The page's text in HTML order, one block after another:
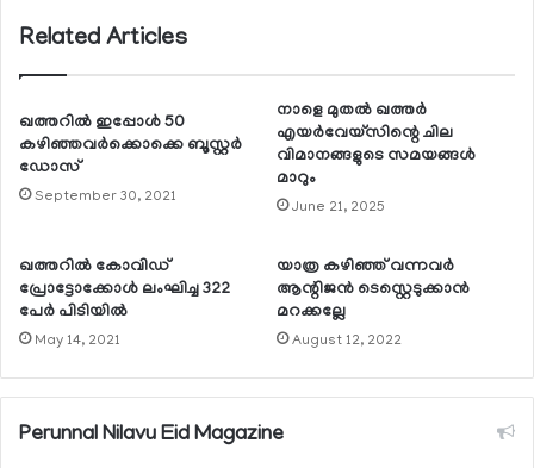
Related Articles
ഖത്തറില്‍ ഇപ്പോള്‍ 50
കഴിഞ്ഞവര്‍ക്കൊക്കെ ബൂസ്റ്റര്‍
ഡോസ്
September 30, 2021
നാളെ മുതല്‍ ഖത്തര്‍
എയര്‍വേയ്‌സിന്റെ ചില
വിമാനങ്ങളുടെ സമയങ്ങള്‍
മാറും
June 21, 2025
ഖത്തറില്‍ കോവിഡ്
പ്രോട്ടോക്കോള്‍ ലംഘിച്ച 322
പേര്‍ പിടിയില്‍
May 14, 2021
യാത്ര കഴിഞ്ഞ് വന്നവര്‍
ആന്റിജന്‍ ടെസ്റ്റെടുക്കാന്‍
മറക്കല്ലേ
August 12, 2022
Perunnal Nilavu Eid Magazine